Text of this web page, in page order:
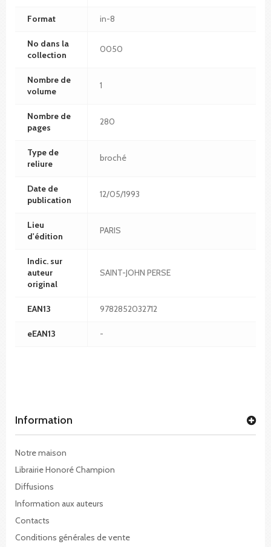
Format in-8
No dans la
collection
0050
Nombre de
volume
1
Nombre de
pages
280
Type de
reliure
broché
Date de
publication
12/05/1993
Lieu
d'édition
PARIS
Indic. sur
auteur
original
SAINT-JOHN PERSE
EAN13 9782852032712
eEAN13 -
Information
Notre maison
Librairie Honoré Champion
Diffusions
Information aux auteurs
Contacts
Conditions générales de vente